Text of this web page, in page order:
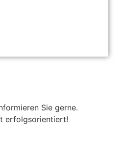
Sie gerne.
erfolgsorientiert!